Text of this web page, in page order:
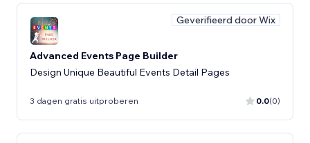
Geverifieerd door Wix
Advanced Events Page Builder
Design Unique Beautiful Events Detail Pages
3 dagen gratis uitproberen 0.0(0)